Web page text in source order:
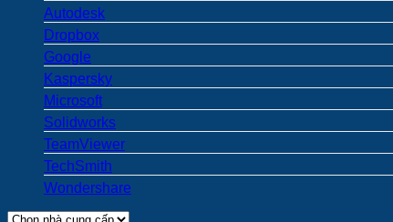
Autodesk
Dropbox
Google
Kaspersky
Microsoft
Solidworks
TeamViewer
TechSmith
Wondershare